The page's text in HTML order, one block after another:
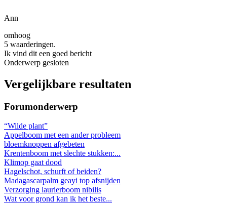
Ann
omhoog
5 waarderingen.
Ik vind dit een goed bericht
Onderwerp gesloten
Vergelijkbare resultaten
Forumonderwerp
“Wilde plant”
Appelboom met een ander probleem
bloemknoppen afgebeten
Krentenboom met slechte stukken:...
Klimop gaat dood
Hagelschot, schurft of beiden?
Madagascarpalm geayi top afsnijden
Verzorging laurierboom nibilis
Wat voor grond kan ik het beste...